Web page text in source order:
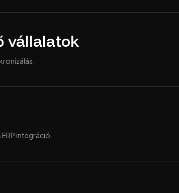
vállalatok
integráció.